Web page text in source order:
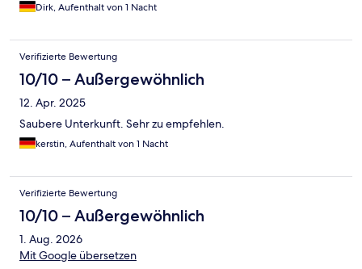
Dirk, Aufenthalt von 1 Nacht
Verifizierte Bewertung
10/10 – Außergewöhnlich
12. Apr. 2025
Saubere Unterkunft. Sehr zu empfehlen.
kerstin, Aufenthalt von 1 Nacht
Verifizierte Bewertung
10/10 – Außergewöhnlich
1. Aug. 2026
Mit Google übersetzen